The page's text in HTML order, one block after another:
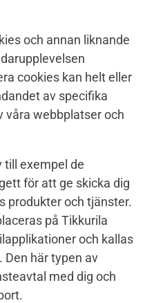
och annan liknande
cookies kan helt eller
av specifika
våra webbplatser och
till exempel de
för att ge skicka dig
produkter och tjänster.
på Tikkurila
och kallas
Den här typen av
med dig och